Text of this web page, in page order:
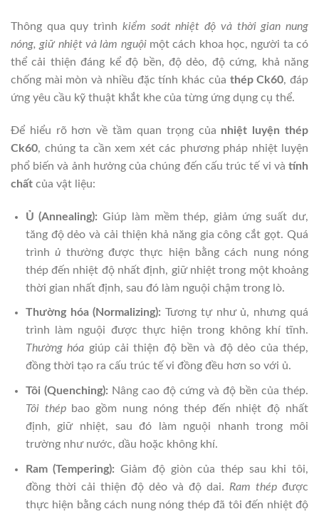
Thông qua quy trình kiểm soát nhiệt độ và thời gian nung
nóng, giữ nhiệt và làm nguộimột cách khoa học, người ta có
thể cải thiện đáng kể độ bền, độ dẻo, độ cứng, khả năng
chống mài mòn và nhiều đặc tính khác của thép Ck60, đáp
ứng yêu cầu kỹ thuật khắt khe của từng ứng dụng cụ thể.
Để hiểu rõ hơn về tầm quan trọng của nhiệt luyện thép
Ck60, chúng ta cần xem xét các phương pháp nhiệt luyện
phổ biến và ảnh hưởng của chúng đến cấu trúc tế vi và tính
chất của vật liệu:
Ủ (Annealing): Giúp làm mềm thép, giảm ứng suất dư,
tăng độ dẻo và cải thiện khả năng gia công cắt gọt. Quá
trìnhủ thường được thực hiện bằng cách nung nóng
thép đến nhiệt độ nhất định, giữ nhiệt trong một khoảng
thời gian nhất định, sau đó làm nguội chậm trong lò.
Thường hóa (Normalizing): Tương tự như ủ, nhưng quá
trình làm nguội được thực hiện trong không khí tĩnh.
Thường hóa giúp cải thiện độ bền và độ dẻo của thép,
đồng thời tạo ra cấu trúc tế vi đồng đều hơn so với ủ.
Tôi (Quenching): Nâng cao độ cứng và độ bền của thép.
Tôi thépbao gồm nung nóng thép đến nhiệt độ nhất
định, giữ nhiệt, sau đó làm nguội nhanh trong môi
trường như nước, dầu hoặc không khí.
Ram (Tempering): Giảm độ giòn của thép sau khi tôi,
đồng thời cải thiện độ dẻo và độ dai. Ram thép được
thực hiện bằng cách nung nóng thép đã tôi đến nhiệt độ